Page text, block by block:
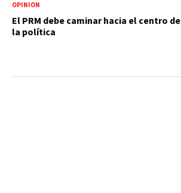
OPINIÓN
El PRM debe caminar hacia el centro de
la política